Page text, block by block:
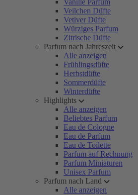
Vanille Parfum
Veilchen Düfte
Vetiver Düfte
Würziges Parfum
Zitrische Düfte
Parfum nach Jahreszeit
Alle anzeigen
Frühlingsdüfte
Herbstdüfte
Sommerdüfte
Winterdüfte
Highlights
Alle anzeigen
Beliebtes Parfum
Eau de Cologne
Eau de Parfum
Eau de Toilette
Parfum auf Rechnung
Parfum Miniaturen
Unisex Parfum
Parfum nach Land
Alle anzeigen